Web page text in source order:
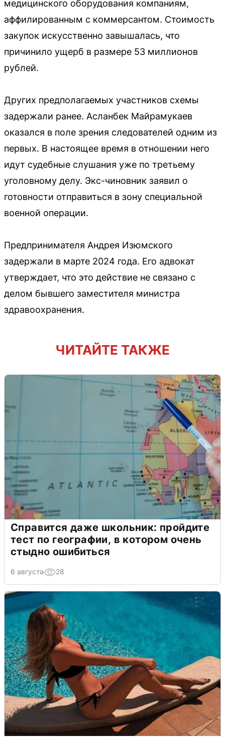
медицинского оборудования компаниям,
аффилированным с коммерсантом. Стоимость
закупок искусственно завышалась, что
причинило ущерб в размере 53 миллионов
рублей.
Других предполагаемых участников схемы
задержали ранее. Асланбек Майрамукаев
оказался в поле зрения следователей одним из
первых. В настоящее время в отношении него
идут судебные слушания уже по третьему
уголовному делу. Экс-чиновник заявил о
готовности отправиться в зону специальной
военной операции.
Предпринимателя Андрея Изюмского
задержали в марте 2024 года. Его адвокат
утверждает, что это действие не связано с
делом бывшего заместителя министра
здравоохранения.
ЧИТАЙТЕ ТАКЖЕ
Справится даже школьник: пройдите
тест по географии, в котором очень
стыдно ошибиться
6 августа 28